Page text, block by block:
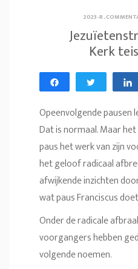
2023-R.
Kerk
Share Tweet
Opeenvolgende pausen
Dat is normaal. Maar
paus het werk van zijn
het geloof radicaal
afwijkende inzichten
wat paus Franciscus
Onder de radicale
voorgangers hebben
volgende noemen.